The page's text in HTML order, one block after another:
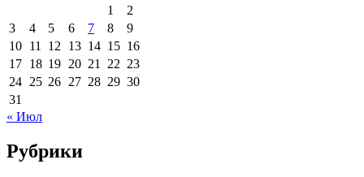
1
2
3
4 5 6 7 8
9
10 11 12 13 14 15 16
17 18 19 20 21 22 23
24 25 26 27 28 29 30
31
« Июл
Рубрики